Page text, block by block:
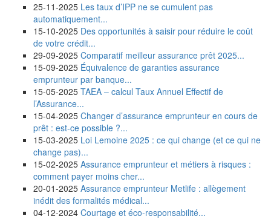
25-11-2025 Les taux d’IPP ne se cumulent pas
automatiquement...
15-10-2025 Des opportunités à saisir pour réduire le coût
de votre crédit...
29-09-2025 Comparatif meilleur assurance prêt 2025...
15-09-2025 Équivalence de garanties assurance
emprunteur par banque...
15-05-2025 TAEA – calcul Taux Annuel Effectif de
l’Assurance...
15-04-2025 Changer d’assurance emprunteur en cours de
prêt : est-ce possible ?...
15-03-2025 Loi Lemoine 2025 : ce qui change (et ce qui ne
change pas)...
15-02-2025 Assurance emprunteur et métiers à risques :
comment payer moins cher...
20-01-2025 Assurance emprunteur Metlife : allègement
inédit des formalités médical...
04-12-2024 Courtage et éco-responsabilité...